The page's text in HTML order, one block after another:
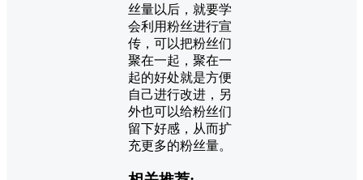
丝量以后，就要学
会利用粉丝进行宣
传，可以把粉丝们
聚在一起，聚在一
起的好处就是方便
自己进行改进，另
外也可以给粉丝们
留下好感，从而扩
充更多的粉丝量。